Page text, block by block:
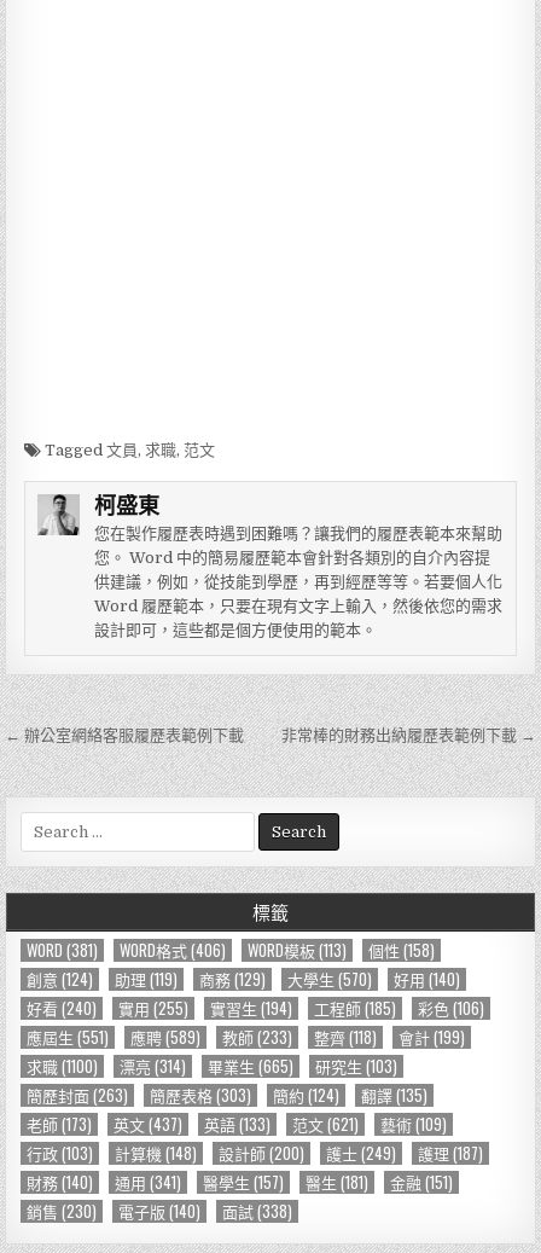
Tagged文員 , 求職,范文
柯盛東
您在製作履歷表時遇到困難嗎？讓我們的履歷表範本來幫助
您。 Word 中的簡易履歷範本會針對各類別的自介內容提
供建議，例如，從技能到學歷，再到經歷等等。若要個人化
Word 履歷範本，只要在現有文字上輸入，然後依您的需求
設計即可，這些都是個方便使用的範本。
文
章
導
覽
← 辦公室網絡客服履歷表範例下載 非常棒的財務出納履歷表範例下載 →
e
a
r
h
f
o
r
標籤
WORD (381) WORD格式(406) WORD模板(113) 個性 (158)
創意 (124) 助理 (119) 商務(129) 大學生 (570) 好用 (140)
好看 (240) 實用 (255) 實習生 (194) 工程師(185) 彩色 (106)
應屆生 (551) 應聘(589) 教師(233) 整齊(118) 會計(199)
求職(1100) 漂亮 (314) 畢業生 (665) 研究生 (103)
簡歷封面(263) 簡歷表格(303) 簡約 (124) 翻譯(135)
老師(173) 英文(437) 英語(133) 范文(621) 藝術(109)
行政(103) 計算機 (148) 設計師(200) 護士(249) 護理 (187)
財務(140) 通用 (341) 醫學生 (157) 醫生 (181) 金融 (151)
銷售 (230) 電子版 (140) 面試(338)